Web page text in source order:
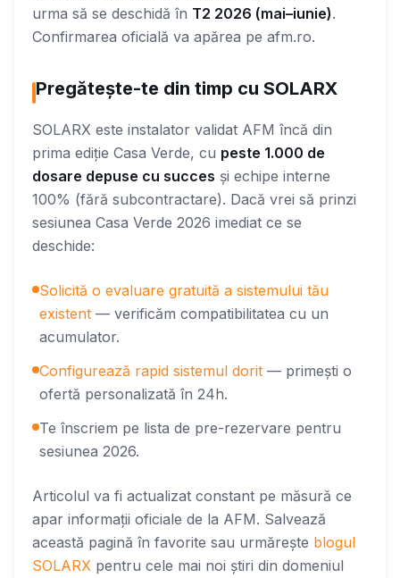
urma să se deschidă în T2 2026 (mai–iunie).
Confirmarea oficială va apărea pe afm.ro.
Pregătește-te din timp cu SOLARX
SOLARX este instalator validat AFM încă din
prima ediție Casa Verde, cu peste 1.000 de
dosare depuse cu succes și echipe interne
100% (fără subcontractare). Dacă vrei să prinzi
sesiunea Casa Verde 2026 imediat ce se
deschide:
Solicită o evaluare gratuită a sistemului tău
existent — verificăm compatibilitatea cu un
acumulator.
Configurează rapid sistemul dorit — primești o
ofertă personalizată în 24h.
Te înscriem pe lista de pre-rezervare pentru
sesiunea 2026.
Articolul va fi actualizat constant pe măsură ce
apar informații oficiale de la AFM. Salvează
această pagină în favorite sau urmărește blogul
SOLARX pentru cele mai noi știri din domeniul